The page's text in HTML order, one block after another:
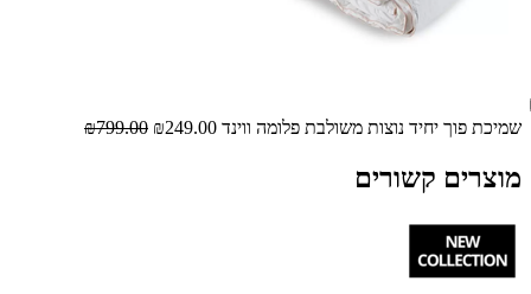
שמיכת פוך יחיד נוצות משולבת פלומה ווינד ₪249.00
₪799.00
מוצרים קשורים